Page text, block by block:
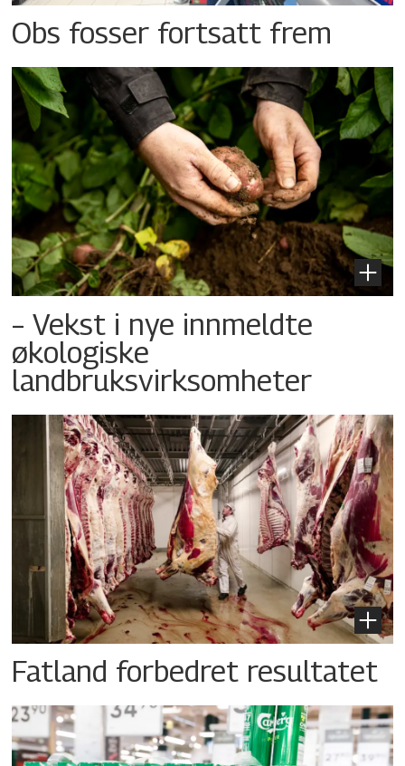
Obs fosser fortsatt frem
– Vekst i nye innmeldte
økologiske
landbruksvirksomheter
Fatland forbedret resultatet